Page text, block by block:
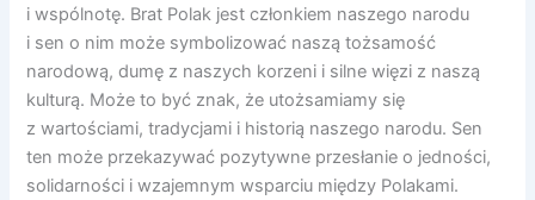
i wspólnotę. Brat Polak jest członkiem naszego narodu
i sen o nim może symbolizować naszą tożsamość
narodową, dumę z naszych korzeni i silne więzi z naszą
kulturą. Może to być znak, że utożsamiamy się
z wartościami, tradycjami i historią naszego narodu. Sen
ten może przekazywać pozytywne przesłanie o jedności,
solidarności i wzajemnym wsparciu między Polakami.